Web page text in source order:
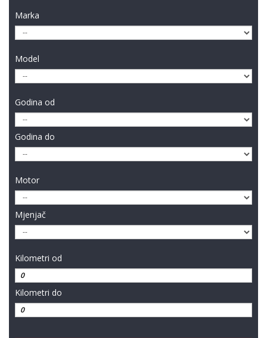
Marka
Model
Godina od
Godina do
Motor
Mjenjač
Kilometri od
Kilometri do